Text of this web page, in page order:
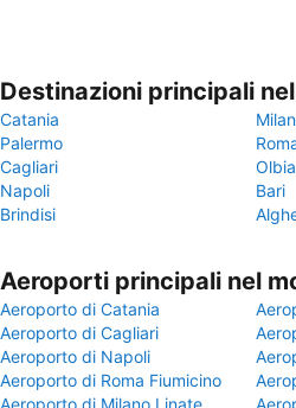
Destinazioni principali
Catania
Palermo
Cagliari
Olbia
Napoli
Bari
Brindisi
Aeroporti principali nel
Aeroporto di Catania
Aeroporto di Cagliari
Aeroporto di Napoli
Aeroporto di Roma Fiumicino
Aeroporto di Milano Linate